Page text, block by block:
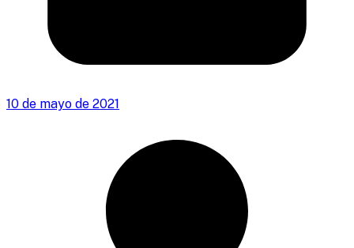
10 de mayo de 2021